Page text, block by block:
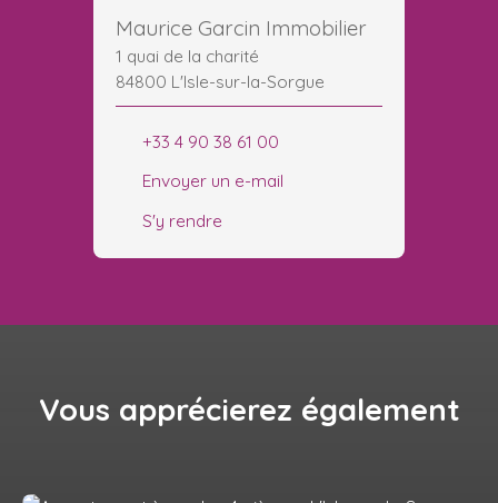
Maurice Garcin Immobilier
1 quai de la charité
84800 L'Isle-sur-la-Sorgue
+33 4 90 38 61 00
Envoyer un e-mail
S'y rendre
Vous apprécierez également